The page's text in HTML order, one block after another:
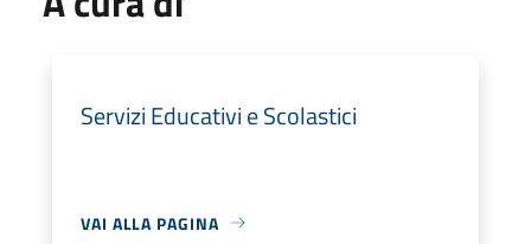
Servizi Educativi e Scolastici
VAI ALLA PAGINA